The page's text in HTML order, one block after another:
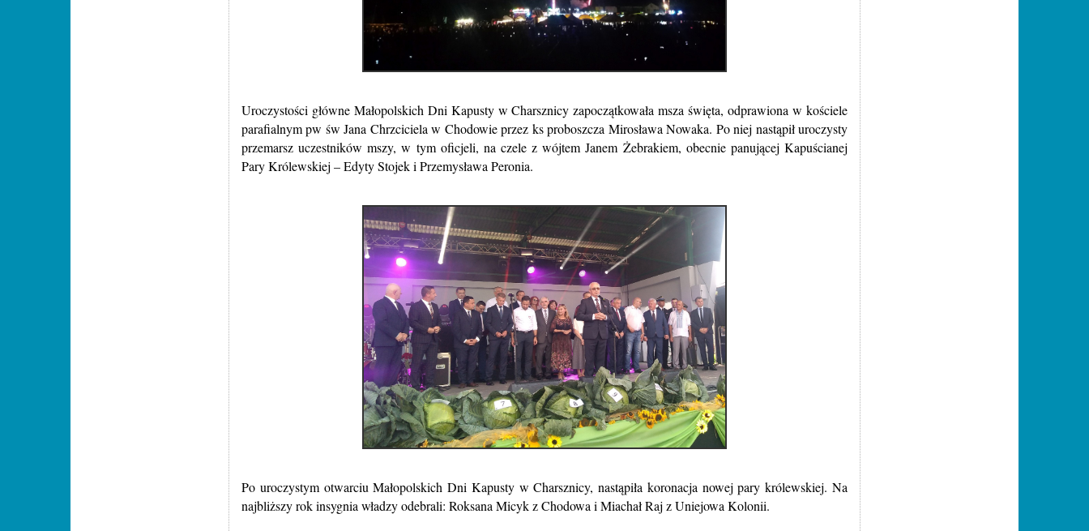
Uroczystości główne Małopolskich Dni Kapusty w Charsznicy zapoczątkowała msza święta, odprawiona w kościele
parafialnym pw św Jana Chrzciciela w Chodowie przez ks proboszcza Mirosława Nowaka. Po niej nastąpił uroczysty
przemarsz uczestników mszy, w tym oficjeli, na czele z wójtem Janem Żebrakiem, obecnie panującej Kapuścianej
Pary Królewskiej – Edyty Stojek i Przemysława Peronia.
Po uroczystym otwarciu Małopolskich Dni Kapusty w Charsznicy, nastąpiła koronacja nowej pary królewskiej. Na
najbliższy rok insygnia władzy odebrali: Roksana Micyk z Chodowa i Miachał Raj z Uniejowa Kolonii.